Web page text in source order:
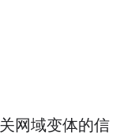
网域变体的信